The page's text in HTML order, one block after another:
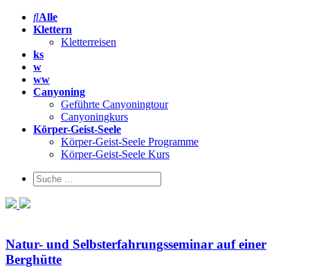
Alle
Klettern
Kletterreisen
ks
w
ww
Canyoning
Geführte Canyoningtour
Canyoningkurs
Körper-Geist-Seele
Körper-Geist-Seele Programme
Körper-Geist-Seele Kurs
Natur- und Selbsterfahrungsseminar auf einer
Berghütte